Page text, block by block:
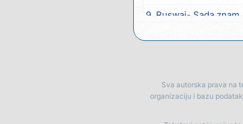
9. Ruswaj Sada
13. Bruno Krajcar
14. Bruno Krajcar Za
Sva autorska prava na
organizaciju i bazu